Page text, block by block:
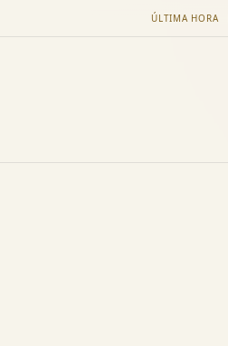
ÚLTIMA HORA